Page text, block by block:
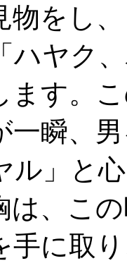
をし、
ハヤク
ます。
一瞬、
ル」と
は、こ
手に取